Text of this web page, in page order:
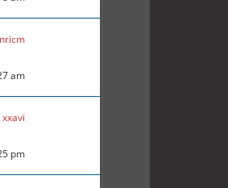
am
xxavi
pm